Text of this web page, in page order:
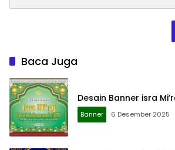
Baca Juga
Desain Banner isra
Banner 6 Desember 2025